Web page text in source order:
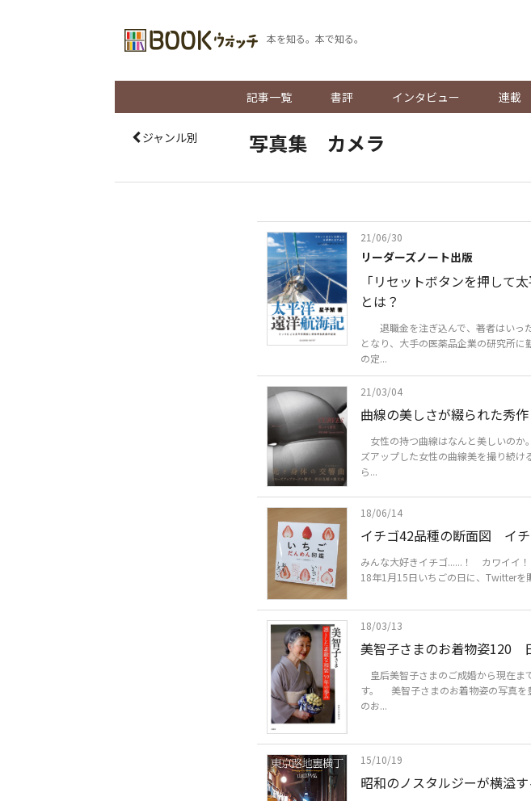
本を知る。本で知る。
記事一覧 書評 インタビュー 連載
ジャンル別 写真集 カメラ
21/06/30
リーダーズノート出版
「リセットボタンを押し
とは？
退職金を注ぎ込んで、著者はいっ
となり、大手の医薬品企業の研究所
の定...
21/03/04
曲線の美しさが綴られた秀
女性の持つ曲線はなんと美しいの
ズアップした女性の曲線美を撮り続
ら...
18/06/14
イチゴ42品種の断面図 イチ
みんな大好きイチゴ......！ カワイイ
18年1月15日いちごの日に、Twitterを
18/03/13
美智子さまのお着物姿120
皇后美智子さまのご成婚から現在ま
す。 美智子さまのお着物姿の写真を
のお...
15/10/19
昭和のノスタルジーが横溢す